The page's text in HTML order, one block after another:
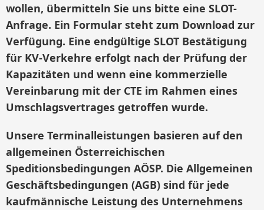
wollen, übermitteln Sie uns bitte eine SLOT-
Anfrage. Ein Formular steht zum Download zur
Verfügung. Eine endgültige SLOT Bestätigung
für KV-Verkehre erfolgt nach der Prüfung der
Kapazitäten und wenn eine kommerzielle
Vereinbarung mit der CTE im Rahmen eines
Umschlagsvertrages getroffen wurde.
Unsere Terminalleistungen basieren auf den
allgemeinen Österreichischen
Speditionsbedingungen AÖSP. Die Allgemeinen
Geschäftsbedingungen (AGB) sind für jede
kaufmännische Leistung des Unternehmens